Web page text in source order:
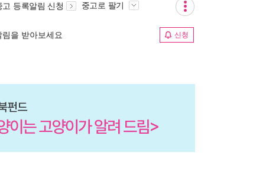
고 등록알림 신청 중고로 팔기
을 받아보세요 신청